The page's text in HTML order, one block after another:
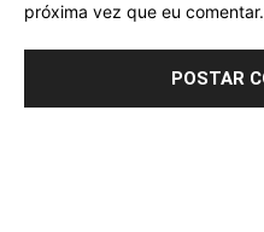
próxima vez que eu comentar.